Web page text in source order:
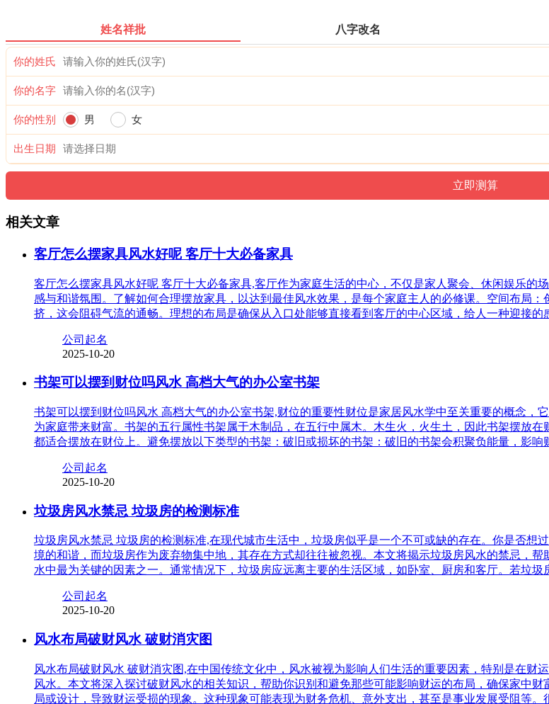
姓名祥批 八字改名
你的姓氏
你的名字
你的性别 男 女
出生日期
相关文章
客厅怎么摆家具风水好呢 客厅十大必备家具
客厅怎么摆家具风水好呢 客厅十大必备家具,客厅作为家庭生活的中心，不仅是家人聚会、休闲娱乐
感与和谐氛围。了解如何合理摆放家具，以达到最佳风水效果，是每个家庭主人的必修课。空间布局
挤，这会阻碍气流的通畅。理想的布局是确保从入口处能够直接看到客厅的中心区域，给人一种迎接的
公司起名
2025-10-20
书架可以摆到财位吗风水 高档大气的办公室书架
书架可以摆到财位吗风水 高档大气的办公室书架,财位的重要性财位是家居风水学中至关重要的概念，
为家庭带来财富。书架的五行属性书架属于木制品，在五行中属木。木生火，火生土，因此书架摆放
都适合摆放在财位上。避免摆放以下类型的书架：破旧或损坏的书架：破旧的书架会积聚负能量，影响
公司起名
2025-10-20
垃圾房风水禁忌 垃圾房的检测标准
垃圾房风水禁忌 垃圾房的检测标准,在现代城市生活中，垃圾房似乎是一个不可或缺的存在。你是否
境的和谐，而垃圾房作为废弃物集中地，其存在方式却往往被忽视。本文将揭示垃圾房风水的禁忌，
水中最为关键的因素之一。通常情况下，垃圾房应远离主要的生活区域，如卧室、厨房和客厅。若垃圾
公司起名
2025-10-20
风水布局破财风水 破财消灾图
风水布局破财风水 破财消灾图,在中国传统文化中，风水被视为影响人们生活的重要因素，特别是在
风水。本文将深入探讨破财风水的相关知识，帮助你识别和避免那些可能影响财运的布局，确保家中
局或设计，导致财运受损的现象。这种现象可能表现为财务危机、意外支出，甚至是事业发展受阻等。